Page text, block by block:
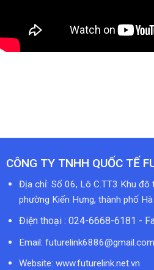
CÔNG TY TNHH QUỐC TẾ
Địa chỉ: Số 06, Lô C.TT3 Khu đô
phường Kiến Hưng, thành phố
Điện thoại : 024-6668-6181 -
Email: futurelink6886@gmail.com
Website: www.futurelink.net.vn